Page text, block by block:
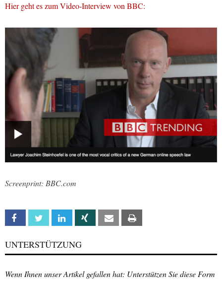
Hier geht es zum Video-Interview von BBC:
Screenprint: BBC.com
Facebook Twitter Linkedin Xing Email
UNTERSTÜTZUNG
Wenn Ihnen unser Artikel gefallen hat: Unterstützen Sie diese Form